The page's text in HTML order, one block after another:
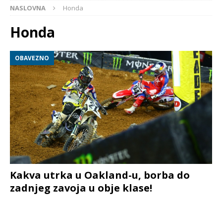
NASLOVNA Honda
Honda
OBAVEZNO
Kakva utrka u Oakland-u, borba do
zadnjeg zavoja u obje klase!